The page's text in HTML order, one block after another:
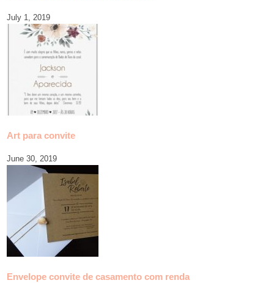
July 1, 2019
Art para convite
June 30, 2019
Envelope convite de casamento com renda